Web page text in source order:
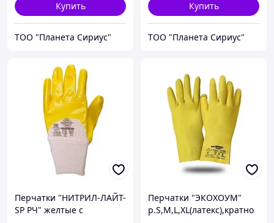
Купить
ТОО "Планета Сириус"
Купить
ТОО "Планета Сириус"
Перчатки "НИТРИЛ-ЛАЙТ-
SР РЧ" желтые с
Перчатки "ЭКОХОУМ"
р.S,M,L,XL(латекс),кратно